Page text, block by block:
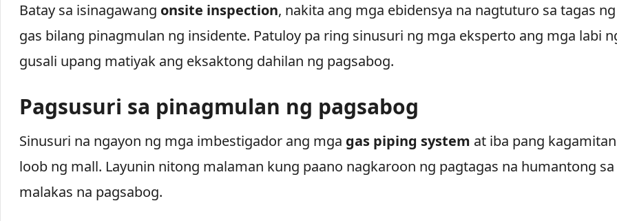
Batay sa isinagawang onsite inspection, nakita ang mga ebidensya na nagtuturo sa tagas ng
gas bilang pinagmulan ng insidente. Patuloy pa ring sinusuri ng mga eksperto ang mga labi
gusali upang matiyak ang eksaktong dahilan ng pagsabog.
Pagsusuri sa pinagmulan ng pagsabog
Sinusuri na ngayon ng mga imbestigador ang mga gas piping system at iba pang
loob ng mall. Layunin nitong malaman kung paano nagkaroon ng pagtagas na humantong sa
malakas na pagsabog.